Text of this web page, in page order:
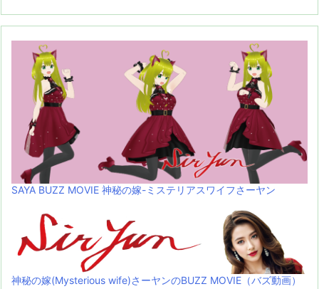
SAYA BUZZ MOVIE 神秘の嫁-ミステリアスワイフさーヤン
神秘の嫁(Mysterious wife)さーヤンのBUZZ MOVIE（バズ動画）